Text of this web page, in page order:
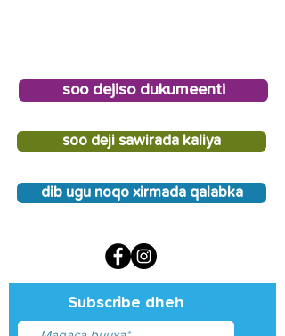
soo dejiso dukumeenti
soo deji sawirada kaliya
dib ugu noqo xirmada qalabka
Subscribe dheh